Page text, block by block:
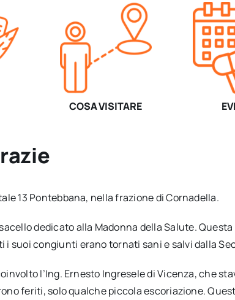
COSA VISITARE
13 Pontebbana, nella frazione di Cornadella.
dedicato alla Madonna della Salute.
suoi congiunti erano tornati sani e salvi dalla
l’Ing. Ernesto Ingresele di Vicenza, che
feriti, solo qualche piccola escoriazione.